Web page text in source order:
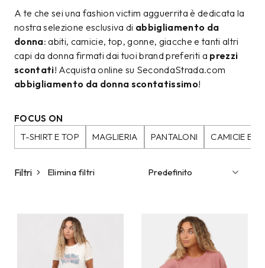
A te che sei una fashion victim agguerrita è dedicata la
nostra selezione esclusiva di abbigliamento da
donna: abiti, camicie, top, gonne, giacche e tanti altri
capi da donna firmati dai tuoi brand preferiti a prezzi
scontati! Acquista online su SecondaStrada.com
abbigliamento da donna scontatissimo!
FOCUS ON
T-SHIRT E TOP
MAGLIERIA PANTALONI CAMICIE E
Filtri Elimina filtri